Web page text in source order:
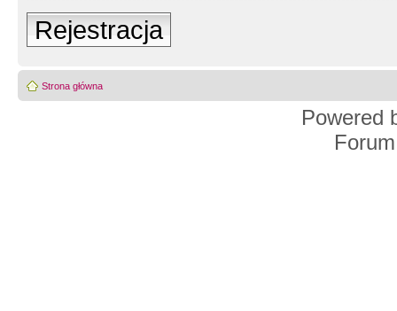
Rejestracja
Strona główna
Powered